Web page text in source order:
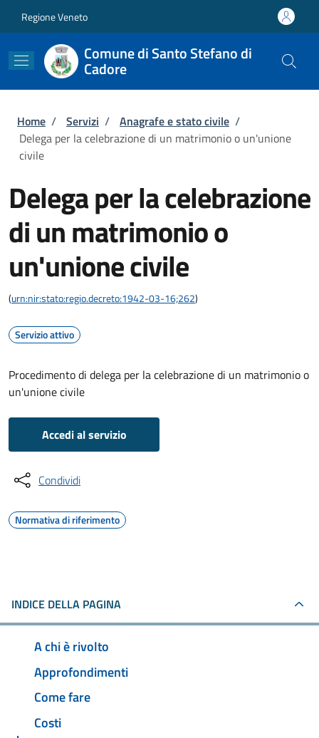
Regione Veneto
Comune di Santo Stefano di
Cadore
Briciole di pane
Home / Servizi / Anagrafe e stato civile /
Delega per la celebrazione di un matrimonio o un'unione
civile
Delega per la celebrazione
di un matrimonio o
un'unione civile
(urn:nir:stato:regio.decreto:1942-03-16;262)
Servizio attivo
Procedimento di delega per la celebrazione di un matrimonio o
un'unione civile
Accedi al servizio
Condividi
Normativa di riferimento
INDICE DELLA PAGINA
A chi è rivolto
Approfondimenti
Come fare
Costi